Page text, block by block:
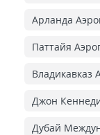
Арланда
Паттайя
Владикавказ
Джон
Дубай